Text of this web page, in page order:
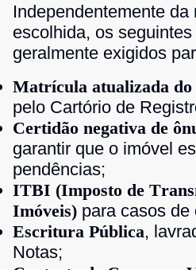
Independentemente da
escolhida, os
geralmente exigidos
Matrícula atualizada do
pelo Cartório de
Certidão negativa de
garantir que o imóvel
pendências;
ITBI (Imposto de
Imóveis) para casos de
Escritura Pública,
Notas;